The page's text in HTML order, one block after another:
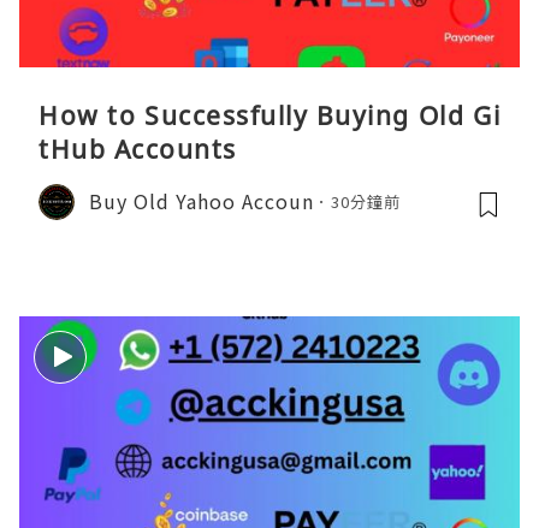
How to Successfully Buying Old Gi
tHub Accounts
Buy Old Yahoo Accoun 30分鐘前